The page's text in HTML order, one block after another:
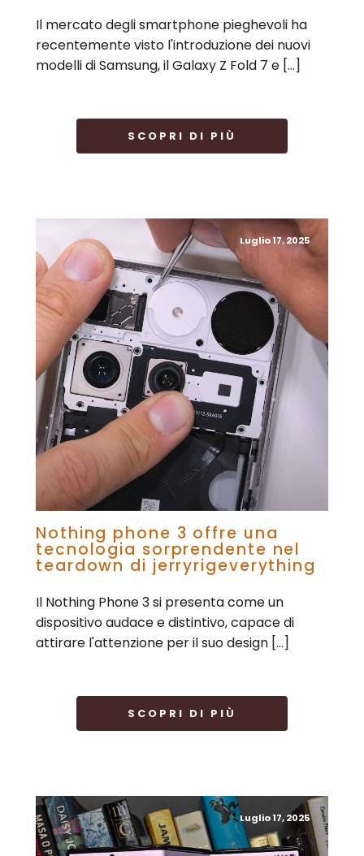
Il mercato degli smartphone pieghevoli ha
recentemente visto l'introduzione dei nuovi
modelli di Samsung, il Galaxy Z Fold 7 e […]
SCOPRI DI PIÙ
Luglio 17, 2025
Nothing phone 3 offre una
tecnologia sorprendente nel
teardown di jerryrigeverything
Il Nothing Phone 3 si presenta come un
dispositivo audace e distintivo, capace di
attirare l'attenzione per il suo design […]
SCOPRI DI PIÙ
Luglio 17, 2025